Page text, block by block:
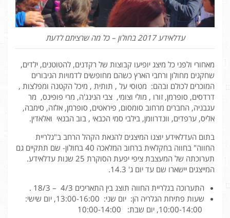
עדלאידע 2017 בחולון – כל מה שרציתם לדעת
מאחורי ולפני כל מיצג יופיעו קבוצות של רקדנים, להטוטנים, ילדים,
שחקנים מחולון ורחבי הארץ כשהם מחופשים לדמויות הגיבורים
המוכרים לכולם ובהם: מטוסי על , תותית , מיכל הקטנה ומפלצות ,
דרדסים, סופרמן, זורו , מולי וצומי, צבי הנינג'ה, מרי פופינס, מר
עגבניה, החברים מרחוב סומסום, פיראטים, סופרמן, אלזה, סימבה,
אליס, ערפדים, וונדרוומן, בילבי סמי הכבאי , בוב הבנאי ואלאדין.
בתום העדלאידע יוצגו המיצגים להנאת הקהל הרחב ב"גלריית
החווה" בחווה בחקלאית ברחוב המלאכה 40 בחולון- שם תתקיים גם
תערוכתה של המעצבת ציפי יפעת הסוקרת 25 שנות עדלאידע.
המייצגים יישארו שם עד יום ג' 14.3.
התערוכה בגלריית החווה תוצג בין התאריכים 4/3 – 18/3 .
שעות פתיחת הגלריה הן: יום שני: 13:00-16:00, יום שישי: